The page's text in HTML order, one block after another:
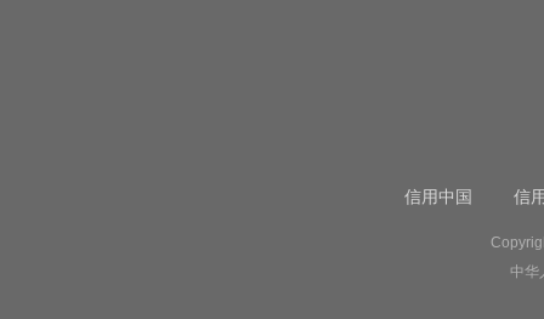
信用中国 信
中华